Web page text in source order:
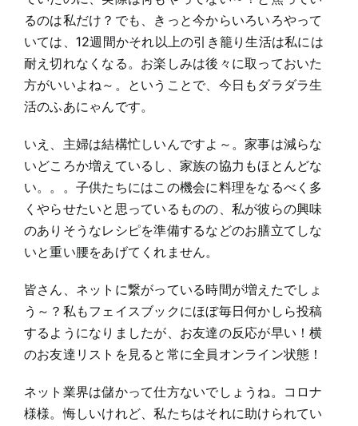
るのは私だけ？でも、きっと今からいろいろやって
いては、12週間かそれ以上の引き籠り生活は私には
耐え切れなくなる。お楽しみは後々に取っておいた
方がいいよね～。ということで、今日もダラダラ生
活のふあにゃんです。
いえ、主婦は結構忙しいんですよ～。家事は減らな
いどころか増えているし、家族の協力もほとんどな
い。。。子供たちにはこの機会に料理をなるべく多
くやらせたいと思っているものの、私が彼らの興味
のありそうなレシピを準備するなどのお膳立てしな
いと重い腰をあげてくれません。
皆さん、ネットに繋がっている時間が増えたでしょ
う～？私もフェイスブックにほぼ毎日何かしら投稿
するようになりましたが、お友達の反応が早い！横
のお友達リストを見ると常に全員オンライン状態！
ネット業界は儲かって仕方ないでしょうね。コロナ
様様。悔しいけれど、私たちはそれに助けられてい